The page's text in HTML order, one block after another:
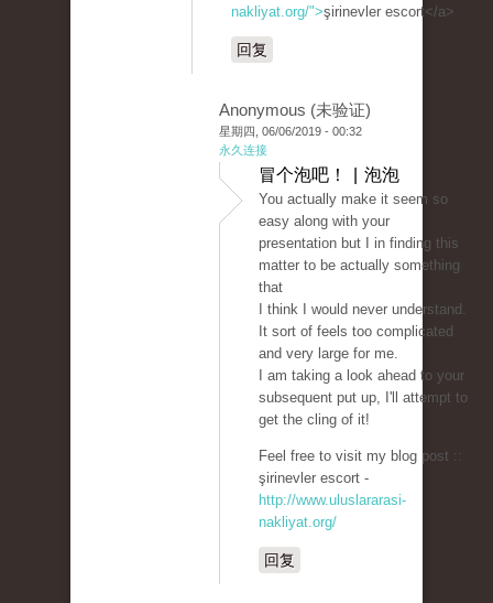
nakliyat.org/">şirinevler escort</a>
回复
Anonymous (未验证)
星期四, 06/06/2019 - 00:32
永久连接
冒个泡吧！ | 泡泡
You actually make it seem so
easy along with your
presentation but I in finding this
matter to be actually something
that
I think I would never understand.
It sort of feels too complicated
and very large for me.
I am taking a look ahead to your
subsequent put up, I'll attempt to
get the cling of it!
Feel free to visit my blog post ::
şirinevler escort -
http://www.uluslararasi-
nakliyat.org/
回复